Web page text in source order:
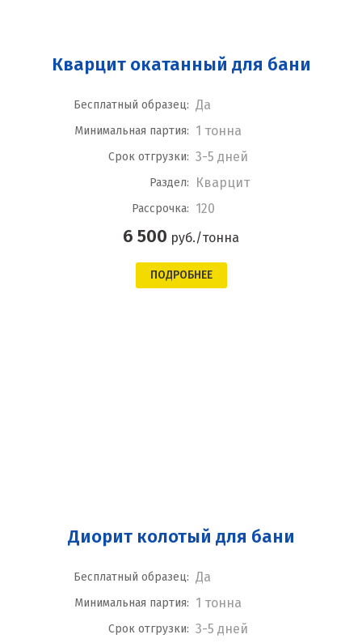
Кварцит окатанный для бани
Бесплатный образец: Да
Минимальная партия: 1 тонна
Срок отгрузки: 3-5 дней
Раздел: Кварцит
Рассрочка: 120
6 500 руб./тонна
ПОДРОБНЕЕ
Диорит колотый для бани
Бесплатный образец: Да
Минимальная партия: 1 тонна
Срок отгрузки: 3-5 дней